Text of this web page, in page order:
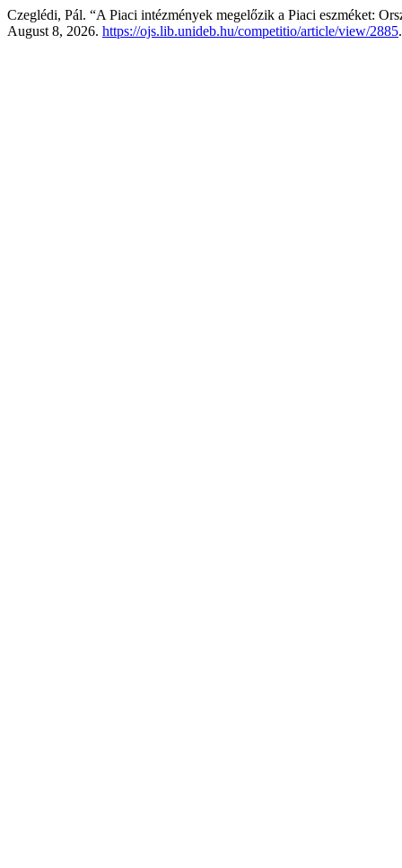
Czeglédi, Pál. “A Piaci intézmények megelőzik a Piaci eszméket:
August 8, 2026. https://ojs.lib.unideb.hu/competitio/article/view/2885.